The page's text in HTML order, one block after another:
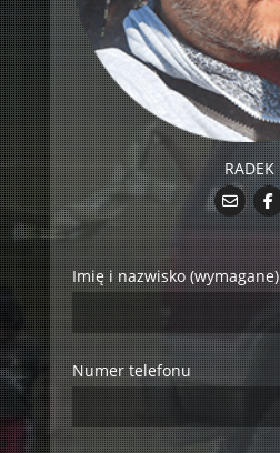
RADEK
Imię i nazwisko (wymagane)
Numer telefonu